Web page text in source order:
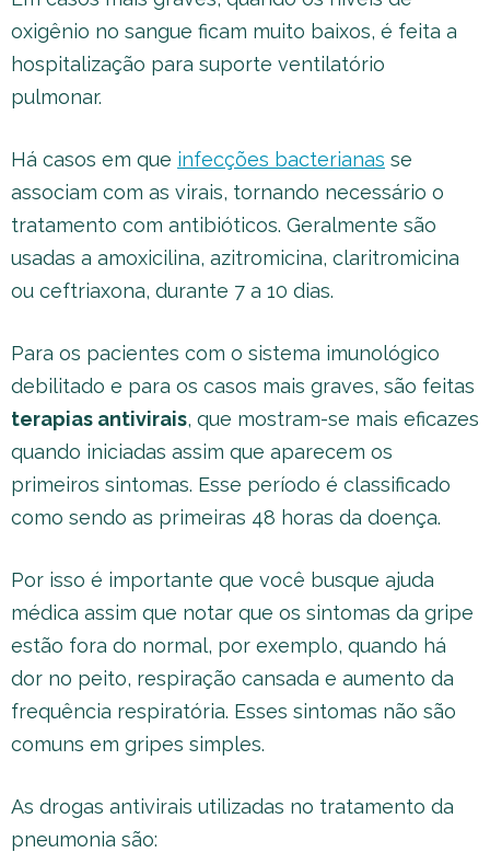
oxigênio no sangue ficam muito baixos, é feita a
hospitalização para suporte ventilatório
pulmonar.
Há casos em que infecções bacterianas se
associam com as virais, tornando necessário o
tratamento com antibióticos. Geralmente são
usadas a amoxicilina, azitromicina, claritromicina
ou ceftriaxona, durante 7 a 10 dias.
Para os pacientes com o sistema imunológico
debilitado e para os casos mais graves, são feitas
terapias antivirais, que mostram-se mais eficazes
quando iniciadas assim que aparecem os
primeiros sintomas. Esse período é classificado
como sendo as primeiras 48 horas da doença.
Por isso é importante que você busque ajuda
médica assim que notar que os sintomas da gripe
estão fora do normal, por exemplo, quando há
dor no peito, respiração cansada e aumento da
frequência respiratória. Esses sintomas não são
comuns em gripes simples.
As drogas antivirais utilizadas no tratamento da
pneumonia são: